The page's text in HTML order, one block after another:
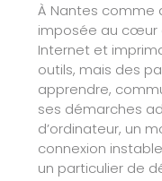
À Nantes comme
imposée au cœur
Internet et
outils, mais des
apprendre,
ses démarches
d’ordinateur, un
connexion
un particulier de